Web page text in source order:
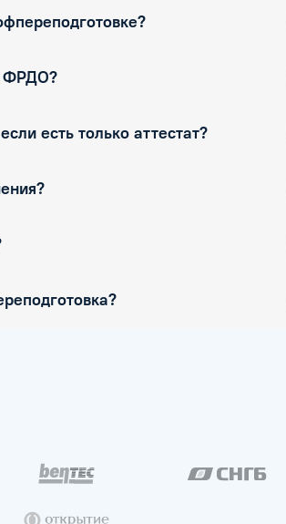
ФРДО?
есть только аттестат?